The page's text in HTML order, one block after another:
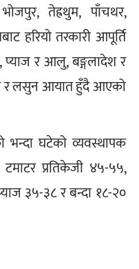
तेह्रथुम, पाँचथर,
हरियो तरकारी आपूर्ति
र आलु, बङ्गलादेश र
र लसुन आयात हुँदै आएको
भन्दा घटेको व्यवस्थापक
प्रतिकेजी ४५-५५,
३५-३८ र बन्दा १८-२०